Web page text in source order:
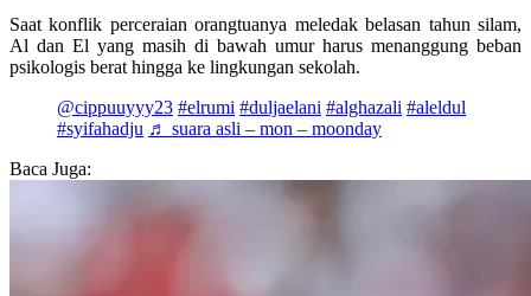
Saat konflik perceraian orangtuanya meledak belasan tahun silam,
Al dan El yang masih di bawah umur harus menanggung beban
psikologis berat hingga ke lingkungan sekolah.
@cippuuyyy23 #elrumi #duljaelani #alghazali #aleldul
#syifahadju ♬ suara asli – mon – moonday
Baca Juga: